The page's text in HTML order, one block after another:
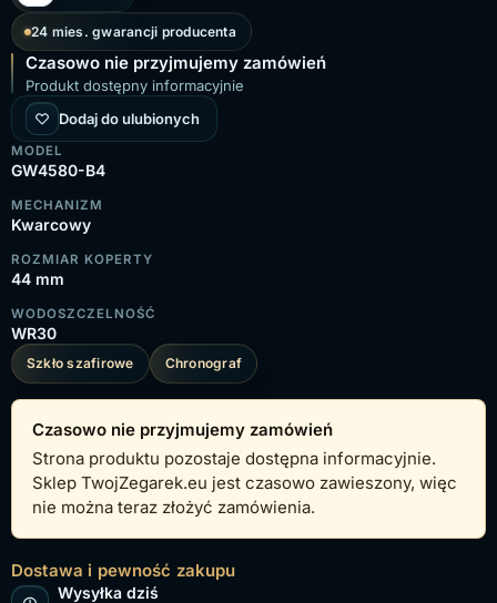
24 mies. gwarancji producenta
Czasowo nie przyjmujemy zamówień
Produkt dostępny informacyjnie
Dodaj do ulubionych
MODEL
GW4580-B4
MECHANIZM
Kwarcowy
ROZMIAR KOPERTY
44 mm
WODOSZCZELNOŚĆ
WR30
Szkło szafirowe Chronograf
Czasowo nie przyjmujemy zamówień
Strona produktu pozostaje dostępna informacyjnie.
Sklep TwojZegarek.eu jest czasowo zawieszony, więc
nie można teraz złożyć zamówienia.
Dostawa i pewność zakupu
Wysyłka dziś